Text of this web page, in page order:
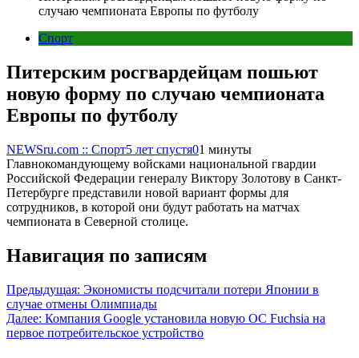
случаю чемпионата Европы по футболу
Спорт
Питерским росгвардейцам пошьют
новую форму по случаю чемпионата
Европы по футболу
NEWSru.com :: Спорт5 лет спустя01 минуты
Главнокомандующему войсками национальной гвардии
Российской Федерации генералу Виктору Золотову в Санкт-
Петербурге представили новой вариант формы для
сотрудников, в которой они будут работать на матчах
чемпионата в Северной столице.
Навигация по записям
Предыдущая: Экономисты подсчитали потери Японии в
случае отмены Олимпиады
Далее: Компания Google установила новую OC Fuchsia на
первое потребительское устройство